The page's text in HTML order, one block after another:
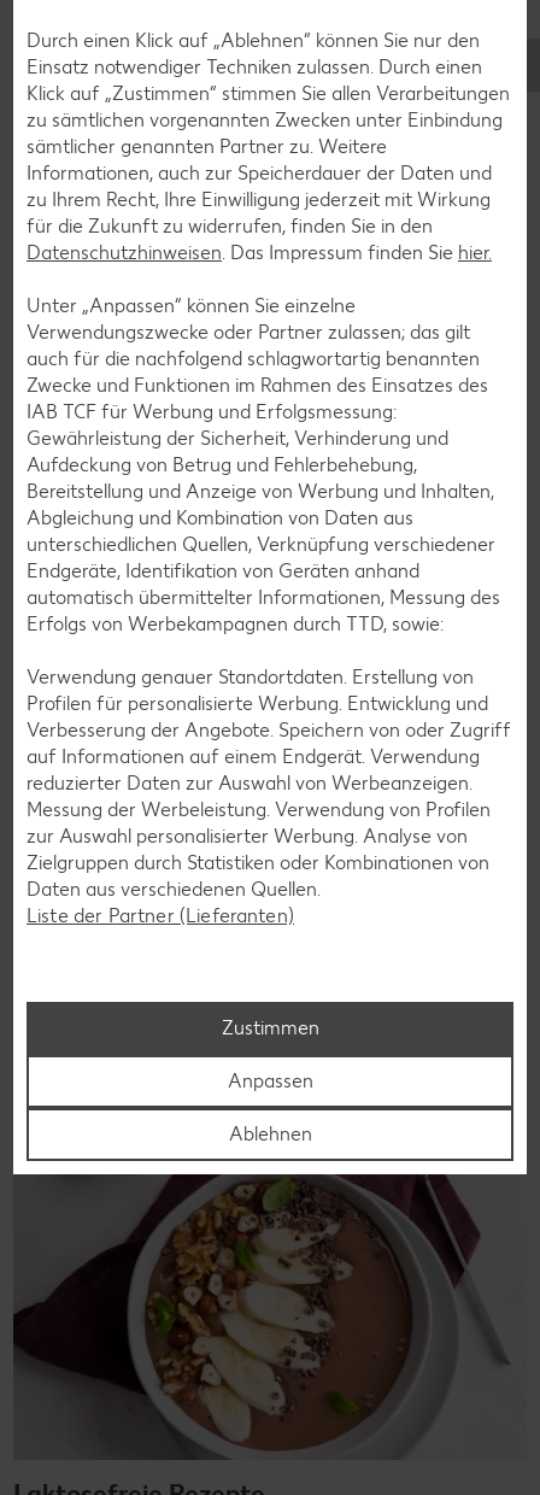
Smoothie-Rezepte
Bowle-Rezepte
Cocktail-Rezepte
Avocado-Rezepte
Erdbeer-Rezepte
Bananen-Rezepte
Zurück zu allen Rezepten
Glutenfreie Rezepte
Rezepte entdecken
Durch einen Klick auf „Ablehnen“ können Sie nur den
Einsatz notwendiger Techniken zulassen. Durch einen
Klick auf „Zustimmen“ stimmen Sie allen Verarbeitungen
zu sämtlichen vorgenannten Zwecken unter Einbindung
sämtlicher genannten Partner zu. Weitere
Informationen, auch zur Speicherdauer der Daten und
zu Ihrem Recht, Ihre Einwilligung jederzeit mit Wirkung
für die Zukunft zu widerrufen, finden Sie in den
Datenschutzhinweisen. Das Impressum finden Sie hier.
Unter „Anpassen“ können Sie einzelne
Verwendungszwecke oder Partner zulassen; das gilt
auch für die nachfolgend schlagwortartig benannten
Zwecke und Funktionen im Rahmen des Einsatzes des
IAB TCF für Werbung und Erfolgsmessung:
Gewährleistung der Sicherheit, Verhinderung und
Aufdeckung von Betrug und Fehlerbehebung,
Bereitstellung und Anzeige von Werbung und Inhalten,
Abgleichung und Kombination von Daten aus
unterschiedlichen Quellen, Verknüpfung verschiedener
Endgeräte, Identifikation von Geräten anhand
automatisch übermittelter Informationen, Messung des
Erfolgs von Werbekampagnen durch TTD, sowie:
Verwendung genauer Standortdaten. Erstellung von
Profilen für personalisierte Werbung. Entwicklung und
Verbesserung der Angebote. Speichern von oder Zugriff
auf Informationen auf einem Endgerät. Verwendung
reduzierter Daten zur Auswahl von Werbeanzeigen.
Messung der Werbeleistung. Verwendung von Profilen
zur Auswahl personalisierter Werbung. Analyse von
Zielgruppen durch Statistiken oder Kombinationen von
Daten aus verschiedenen Quellen.
Liste der Partner (Lieferanten)
Zustimmen
Anpassen
Ablehnen